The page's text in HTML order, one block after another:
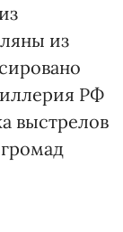
из
РФ
выстрелов